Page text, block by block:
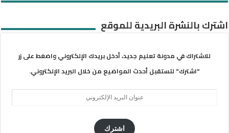
اشترك بالنشرة البريدية للموقع
للاشتراك في مدونة تعليم جديد، أدخل بريدك الإلكتروني واضغط على زر
"اشترك" لتستقبل أحدث المواضيع من خلال البريد الإلكتروني.
اشترك